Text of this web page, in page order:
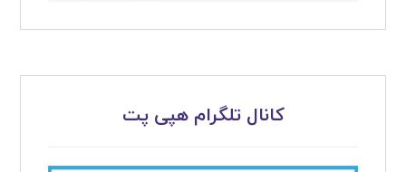
کانال تلگرام هپی پت